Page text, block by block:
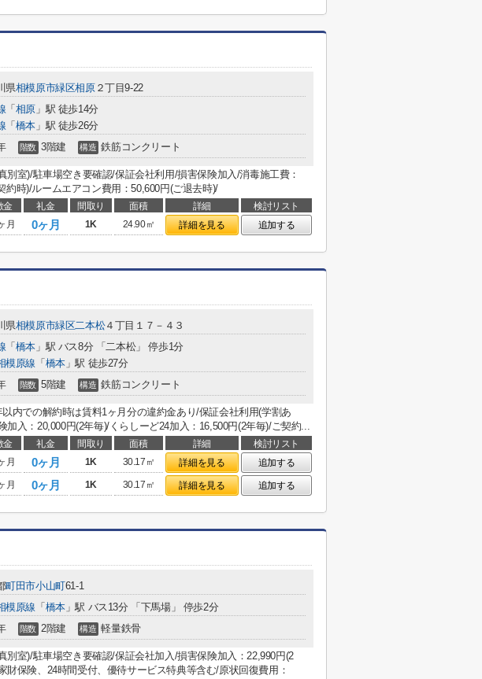
県相模原市緑区相原２丁目9-22
「 相原 」駅 徒歩14分
「 橋本 」駅 徒歩26分
階数 3階建 構造 鉄筋コンクリート
別室)/駐車場空き要確認/保証会社利用/損害保険加入/消毒施工費：
約時)/ルームエアコン費用：50,600円(ご退去時)/
金 礼金 間取り 面積 詳細
検討リスト
月 0ヶ月 1K 24.90㎡ 詳細を見る 追加する
県相模原市緑区二本松４丁目１７－４３
「 橋本 」駅 バス8分 「二本松」 停歩1分
模原線 「 橋本」駅 徒歩27分
階数 5階建 構造 鉄筋コンクリート
内での解約時は賃料1ヶ月分の違約金あり/保証会社利用(学割あ
加入：20,000円(2年毎)/くらしーど24加入：16,500円(2年毎)/ご契約...
金 礼金 間取り 面積 詳細
検討リスト
月 0ヶ月 1K 30.17㎡ 詳細を見る
追加する
月 0ヶ月 1K 30.17㎡ 詳細を見る 追加する
町田市小山町61-1
模原線 「 橋本」駅 バス13分 「下馬場」 停歩2分
階数 2階建 構造 軽量鉄骨
別室)/駐車場空き要確認/保証会社加入/損害保険加入：22,990円(2
財保険、24時間受付、優待サービス特典等含む/原状回復費用：